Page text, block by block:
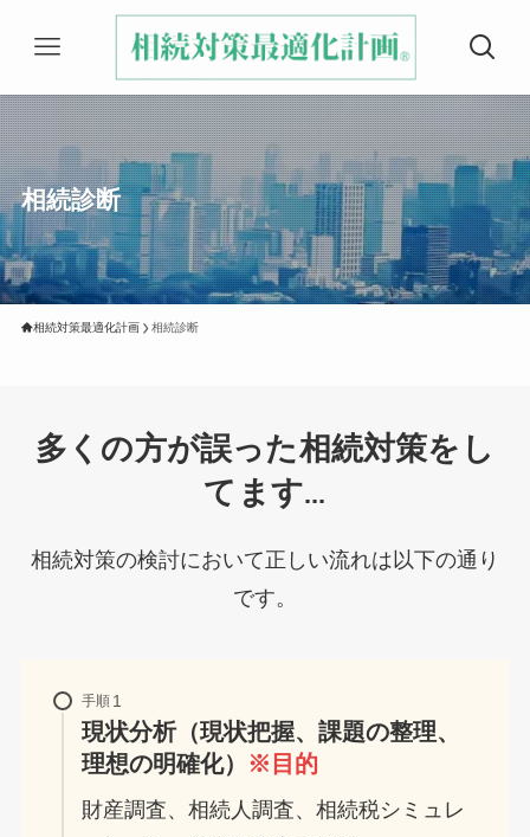
相続診断
相続対策最適化計画 相続診断
多くの方が誤った相続対策をし
てます...
相続対策の検討において正しい流れは以下の通り
です。
手順
現状分析（現状把握、課題の整理、
理想の明確化）
※目的
財産調査、相続人調査、相続税シミュレ